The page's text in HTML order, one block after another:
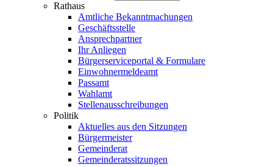
Rathaus
Amtliche Bekanntmachungen
Geschäftsstelle
Ansprechpartner
Ihr Anliegen
Bürgerserviceportal & Formulare
Einwohnermeldeamt
Passamt
Wahlamt
Stellenausschreibungen
Politik
Aktuelles aus den Sitzungen
Bürgermeister
Gemeinderat
Gemeinderatssitzungen